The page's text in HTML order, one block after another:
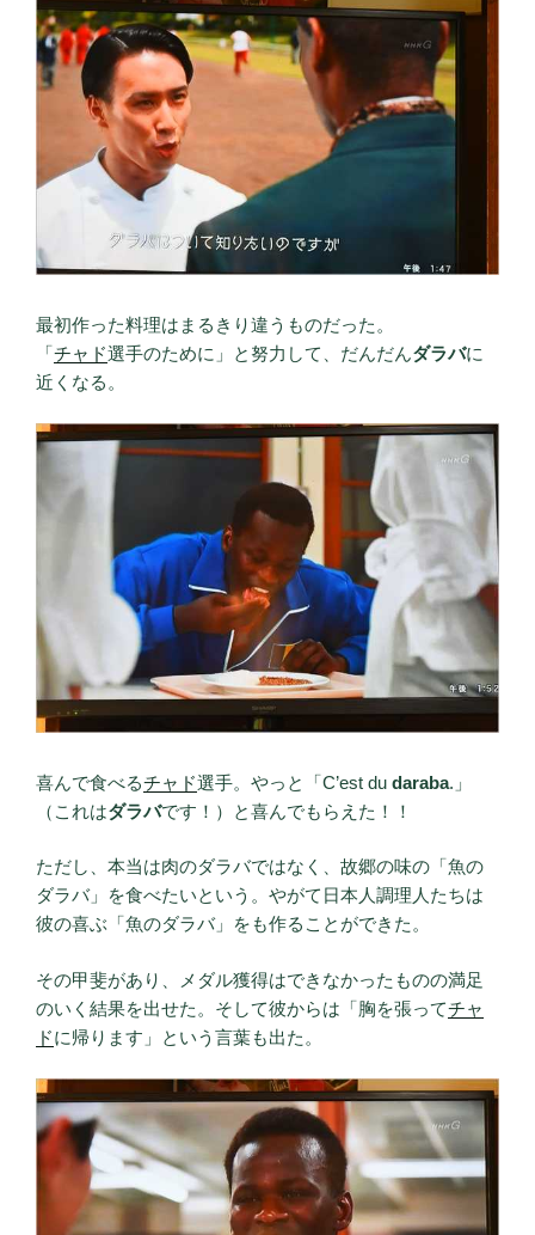
最初作った料理はまるきり違うものだった。
「チャド選手のために」と努力して、だんだんダラバに
近くなる。
喜んで食べるチャド選手。やっと「C’est du daraba.」
（これはダラバです！）と喜んでもらえた！！
ただし、本当は肉のダラバではなく、故郷の味の「魚の
ダラバ」を食べたいという。やがて日本人調理人たちは
彼の喜ぶ「魚のダラバ」をも作ることができた。
その甲斐があり、メダル獲得はできなかったものの満足
のいく結果を出せた。そして彼からは「胸を張ってチャ
ドに帰ります」という言葉も出た。